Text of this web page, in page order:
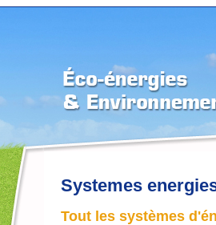
Systemes
Tout les systèmes